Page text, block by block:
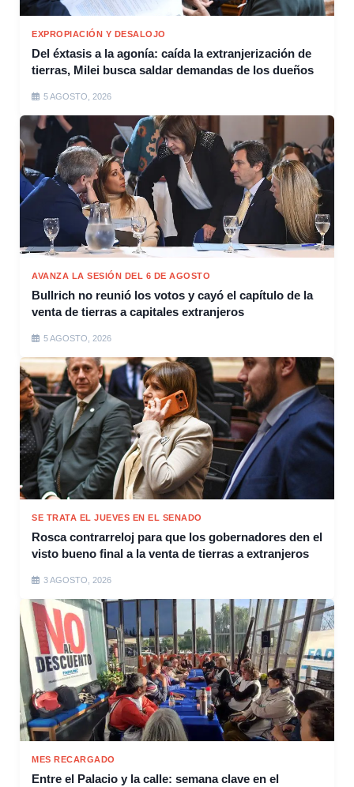
EXPROPIACIÓN Y DESALOJO
Del éxtasis a la agonía: caída la extranjerización de
tierras, Milei busca saldar demandas de los dueños
5 AGOSTO, 2026
AVANZA LA SESIÓN DEL 6 DE AGOSTO
Bullrich no reunió los votos y cayó el capítulo de la
venta de tierras a capitales extranjeros
5 AGOSTO, 2026
SE TRATA EL JUEVES EN EL SENADO
Rosca contrarreloj para que los gobernadores den el
visto bueno final a la venta de tierras a extranjeros
3 AGOSTO, 2026
MES RECARGADO
Entre el Palacio y la calle: semana clave en el